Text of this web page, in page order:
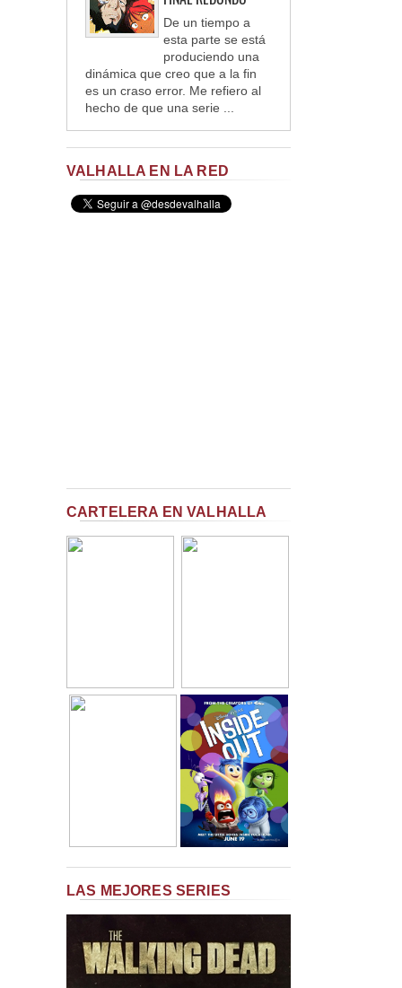
De un tiempo a
esta parte se está
produciendo una
dinámica que creo que a la fin
es un craso error. Me refiero al
hecho de que una serie ...
VALHALLA EN LA RED
CARTELERA EN VALHALLA
LAS MEJORES SERIES